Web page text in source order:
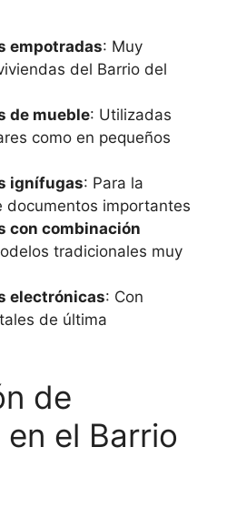
empotradas: Muy
del Barrio del
de mueble: Utilizadas
como en pequeños
ignífugas: Para la
documentos importantes
con combinación
tradicionales muy
electrónicas: Con
de última
de
el Barrio